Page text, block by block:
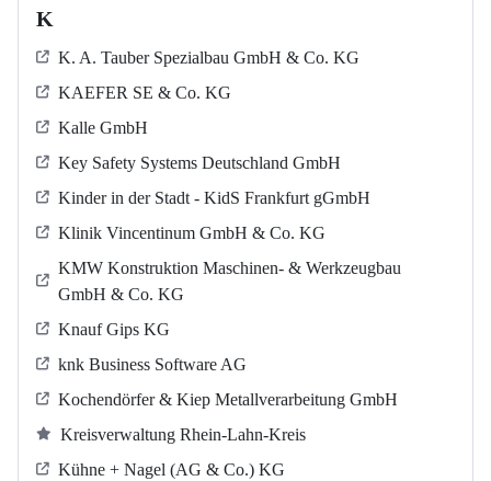
K
K. A. Tauber Spezialbau GmbH & Co. KG
KAEFER SE & Co. KG
Kalle GmbH
Key Safety Systems Deutschland GmbH
Kinder in der Stadt - KidS Frankfurt gGmbH
Klinik Vincentinum GmbH & Co. KG
KMW Konstruktion Maschinen- & Werkzeugbau
GmbH & Co. KG
Knauf Gips KG
knk Business Software AG
Kochendörfer & Kiep Metallverarbeitung GmbH
Kreisverwaltung Rhein-Lahn-Kreis
Kühne + Nagel (AG & Co.) KG